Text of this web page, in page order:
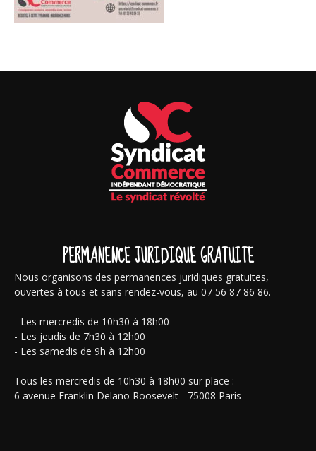
PERMANENCE JURIDIQUE GRATUITE
Nous organisons des permanences juridiques gratuites,
ouvertes à tous et sans rendez-vous, au 07 56 87 86 86.
- Les mercredis de 10h30 à 18h00
- Les jeudis de 7h30 à 12h00
- Les samedis de 9h à 12h00
Tous les mercredis de 10h30 à 18h00 sur place :
6 avenue Franklin Delano Roosevelt - 75008 Paris